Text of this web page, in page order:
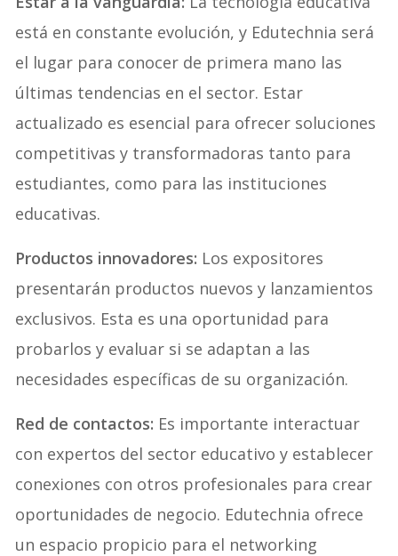
está en constante evolución, y Edutechnia será
el lugar para conocer de primera mano las
últimas tendencias en el sector. Estar
actualizado es esencial para ofrecer soluciones
competitivas y transformadoras tanto para
estudiantes, como para las instituciones
educativas.
Productos innovadores: Los expositores
presentarán productos nuevos y lanzamientos
exclusivos. Esta es una oportunidad para
probarlos y evaluar si se adaptan a las
necesidades específicas de su organización.
Red de contactos: Es importante interactuar
con expertos del sector educativo y establecer
conexiones con otros profesionales para crear
oportunidades de negocio. Edutechnia ofrece
un espacio propicio para el networking